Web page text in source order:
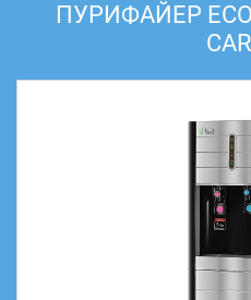
ПУРИФАЙЕР